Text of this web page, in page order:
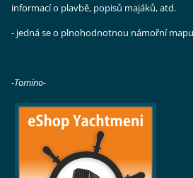
informací o plavbě, popisů majáků, atd.
- jedná se o plnohodnotnou námořní
-Tomíno-